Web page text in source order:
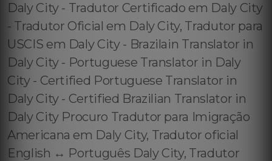
Daly City - Tradutor Certificado em Daly City
- Tradutor Oficial em Daly City, Tradutor para
USCIS em Daly City - Brazilain Translator in
Daly City - Portuguese Translator in Daly
City - Certified Portuguese Translator in
Daly City - Certified Brazilian Translator in
Daly City Procuro Tradutor para Imigração
Americana em Daly City, Tradutor oficial
English ↔️ Português Daly City, Tradutor